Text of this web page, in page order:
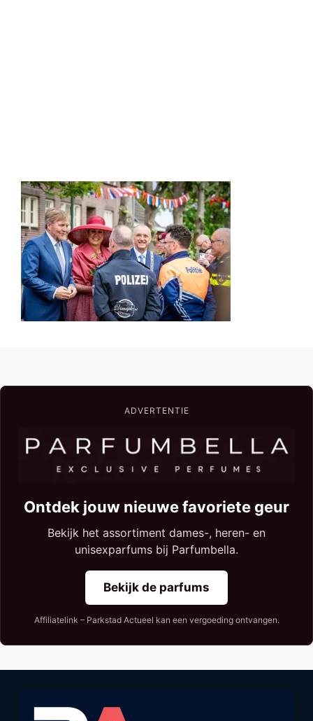
ADVERTENTIE
Ontdek jouw nieuwe favoriete geur
Bekijk het assortiment dames-, heren- en
unisexparfums bij Parfumbella.
Bekijk de parfums
Affiliatelink – Parkstad Actueel kan een vergoeding ontvangen.